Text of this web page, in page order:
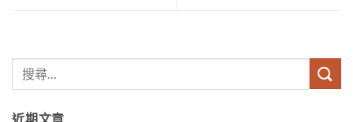
近期文章